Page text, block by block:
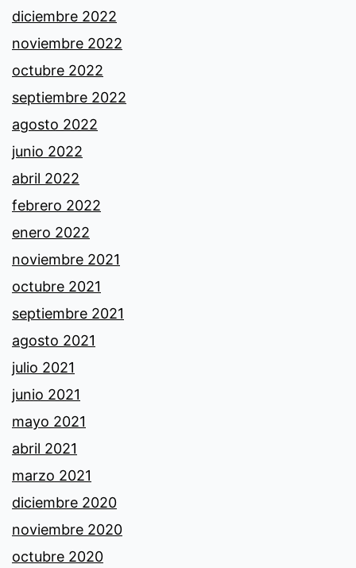
diciembre 2022
noviembre 2022
octubre 2022
septiembre 2022
agosto 2022
junio 2022
abril 2022
febrero 2022
enero 2022
noviembre 2021
octubre 2021
septiembre 2021
agosto 2021
julio 2021
junio 2021
mayo 2021
abril 2021
marzo 2021
diciembre 2020
noviembre 2020
octubre 2020